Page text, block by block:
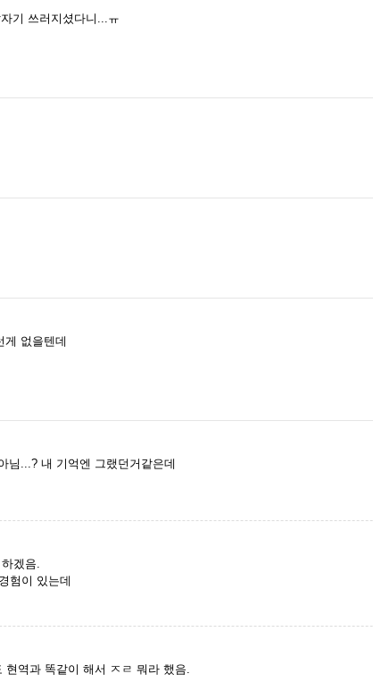
기 쓰러지셨다니...ㅠ
게 없을텐데
님...? 내 기억엔 그랬던거같은데
겠음.
험이 있는데
현역과 똑같이 해서 ㅈㄹ 뭐라 했음.